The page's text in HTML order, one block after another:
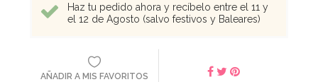
Haz tu pedido ahora y recíbelo entre el 11 y
el 12 de Agosto (salvo festivos y Baleares)
AÑADIR A MIS FAVORITOS